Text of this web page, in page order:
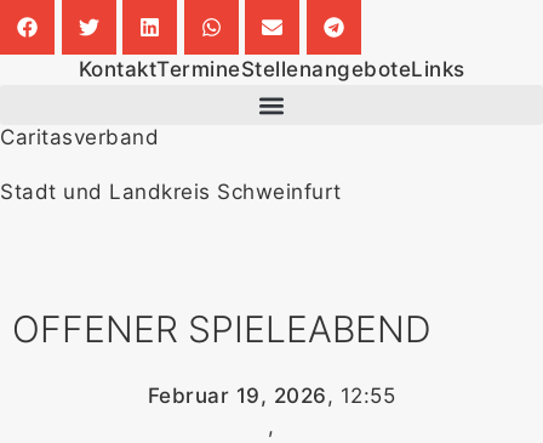
KontaktTermineStellenangeboteLinks
Caritasverband
Stadt und Landkreis Schweinfurt
OFFENER SPIELEABEND
Februar 19, 2026, 12:55
,